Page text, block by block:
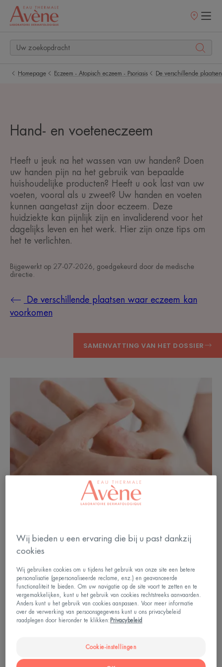
Homepage Eczeem - Atopisch eczeem - Psoriasis De verschillende
Hand- en voeteneczeem
Heeft u jeuk na het wassen van uw handen? Doen
uw handen pijn na het gebruik van bepaalde
huishoudelijke producten? Heeft u ook last van uw
voeten, vooral als u zweet? Uw handen en voeten
kunnen aangetast zijn door eczeem. Deze
huidziekte kan pijnlijk zijn en invaliderend voor het
dagelijks leven en het werk. Hier zijn onze tips om
het te verlichten.
Bijgewerkt op 27-07-2026 , goedgekeurd door de medische
directie
De verschillende plaatsen waar eczeem kan
voorkomen
SAMENVATTING VAN HET DOSSIER
Hoe herkent u hand- en
voeteczeem?
Wij bieden u een ervaring die bij u past dankzij
cookies
Wij gebruiken cookies om u tijdens het gebruik van onze site een betere
personalisatie (gepersonaliseerde reclame, enz.) en geavanceerde
functionaliteit te bieden. Om uw navigatie op de site voort te zetten en te
vergemakkelijken, kunt u het gebruik van cookies rechtstreeks aanvaarden.
Anders kunt u het gebruik van cookies aanpassen. Voor meer informatie
over de verwerking van persoonsgegevens kunt u ons privacybeleid
raadplegen door hieronder te klikken: Privacybeleid
Cookie-instellingen